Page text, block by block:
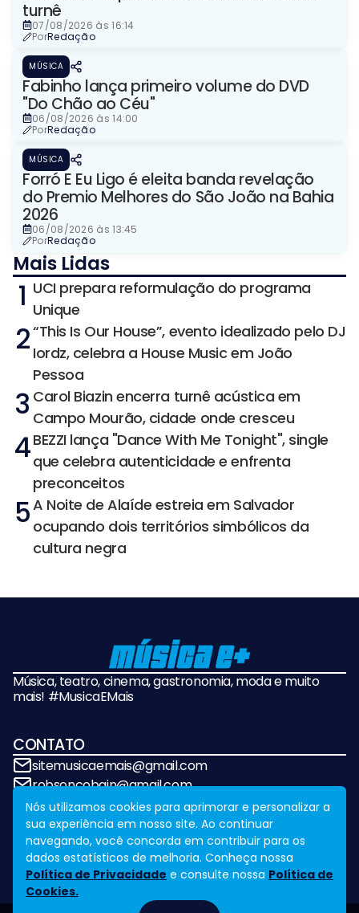
turnê
07/08/2026 às 16:14
PorRedação
MÚSICA
Fabinho lança primeiro volume do DVD
"Do Chão ao Céu"
06/08/2026 às 14:00
PorRedação
MÚSICA
Forró E Eu Ligo é eleita banda revelação
do Premio Melhores do São João na Bahia
2026
06/08/2026 às 13:45
PorRedação
Mais Lidas
1 UCI prepara reformulação do programa
Unique
2“This Is Our House”, evento idealizado pelo DJ
Iordz, celebra a House Music em João
Pessoa
3 Carol Biazin encerra turnê acústica em
Campo Mourão, cidade onde cresceu
4BEZZI lança "Dance With Me Tonight", single
que celebra autenticidade e enfrenta
preconceitos
5A Noite de Alaíde estreia em Salvador
ocupando dois territórios simbólicos da
cultura negra
Música, teatro, cinema, gastronomia, moda e muito
mais! #MusicaEMais
CONTATO
sitemusicaemais@gmail.com
robsoncobain@gmail.com
REDES SOCIAIS
Nós utilizamos cookies para aprimorar e personalizar a
sua experiência em nosso site. Ao continuar
navegando, você concorda em contribuir para os
dados estatísticos de melhoria. Conheça nossa
Política de Privacidade e consulte nossa Política de
Cookies.